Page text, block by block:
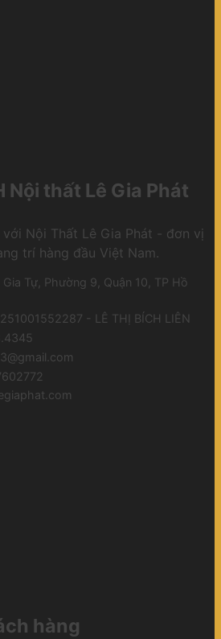
Nội thất Lê Gia Phát
Nội Thất Lê Gia Phát - đơn vị
trí hàng đầu Việt Nam.
Tự, Phường 9, Quận 10, TP Hồ
- LÊ THỊ BÍCH LIÊN
hàng